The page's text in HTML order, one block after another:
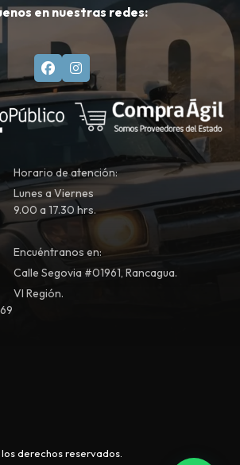
en nuestras redes:
Horario de atención:
Lunes a Viernes
9.00 a 17.30 hrs.
Encuéntranos en:
Calle Segovia #01961, Rancagua.
VI Región.
derechos reservados.